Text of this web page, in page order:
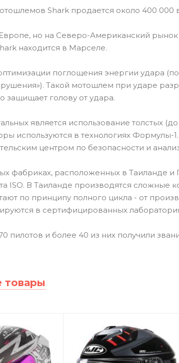
Shark продается около 400 000
но на Северо-Американский
находится в Марселе.
поглощения энергии удара
Такой мотошлем при ударе
защищает голову от удара.
является использование толстых
используются в технологиях
центром по безопасности и
фабриках, расположенных в Таиланде и
ISO. В Таиланде производятся сложные
по принципу полного цикла - от
в сертифицированных
пилотов и более 40 из них получили
товары